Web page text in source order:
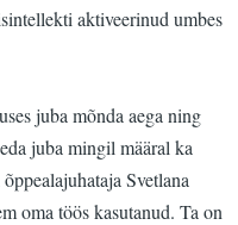
aktiveerinud umbes
juba mõnda aega ning
juba mingil määral ka
Svetlana
oma töös kasutanud. Ta on